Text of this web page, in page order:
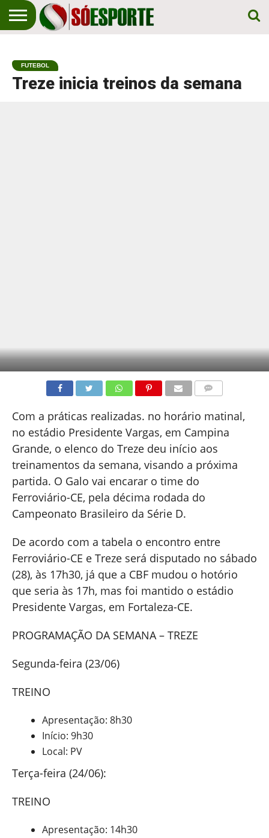
EM
PRIMEIRO
ESPORTE
FUTEBOL
Treze inicia treinos da semana
Com a práticas realizadas. no horário matinal,
no estádio Presidente Vargas, em Campina
Grande, o elenco do Treze deu início aos
treinamentos da semana, visando a próxima
partida. O Galo vai encarar o time do
Ferroviário-CE, pela décima rodada do
Campeonato Brasileiro da Série D.
De acordo com a tabela o encontro entre
Ferroviário-CE e Treze será disputado no sábado
(28), às 17h30, já que a CBF mudou o hotório
que seria às 17h, mas foi mantido o estádio
Presidente Vargas, em Fortaleza-CE.
PROGRAMAÇÃO DA SEMANA – TREZE
Segunda-feira (23/06)
TREINO
Apresentação: 8h30
Início: 9h30
Local: PV
Terça-feira (24/06):
TREINO
Apresentação: 14h30